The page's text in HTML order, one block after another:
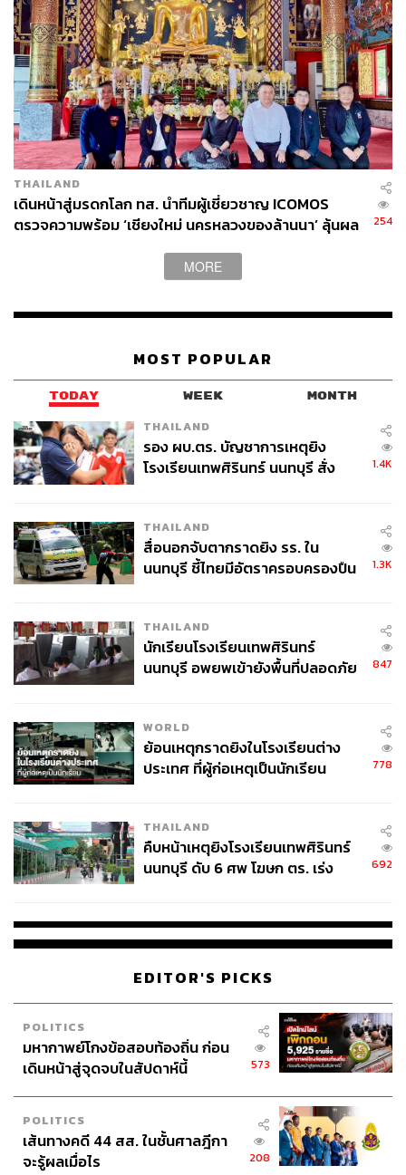
ภาพ: พงศ์มนัส ทาศิริ
THAILAND
เดินหน้าสู่มรดกโลก ทส. นำทีมผู้เชี่ยวชาญ ICOMOS
ตรวจความพร้อม ‘เชียงใหม่ นครหลวงของล้านนา’ ลุ้นผล
254
MORE
MOST POPULAR
TODAY WEEK MONTH
THAILAND
รอง ผบ.ตร. บัญชาการเหตุยิง
โรงเรียนเทพศิรินทร์ นนทบุรี สั่ง
1.4K
THAILAND
สื่อนอกจับตากราดยิง รร. ใน
นนทบุรี ชี้ไทยมีอัตราครอบครองปืน
1.3K
THAILAND
นักเรียนโรงเรียนเทพศิรินทร์
นนทบุรี อพยพเข้ายังพื้นที่ปลอดภัย
847
WORLD
ย้อนเหตุกราดยิงในโรงเรียนต่าง
ประเทศ ที่ผู้ก่อเหตุเป็นนักเรียน
778
THAILAND
คืบหน้าเหตุยิงโรงเรียนเทพศิรินทร์
นนทบุรี ดับ 6 ศพ โฆษก ตร. เร่ง
692
EDITOR'S PICKS
POLITICS
มหากาพย์โกงข้อสอบท้องถิ่น ก่อน
เดินหน้าสู่จุดจบในสัปดาห์นี้
573
POLITICS
เส้นทางคดี 44 สส. ในชั้นศาลฎีกา
จะรู้ผลเมื่อไร
208